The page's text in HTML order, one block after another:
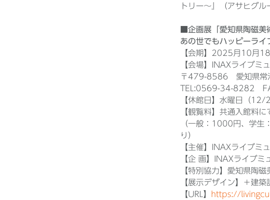
トリー～』（アサヒグ
■企画展「愛知県陶磁美
あの世でもハッピーラ
【会期】2025月10月
【会場】INAXライブミ
〒479-8586 愛知県常
TEL:0569-34-8282
【休館日】水曜日（
【観覧料】共通入館料に
（一般：1000円、学
り）
【主催】INAXライブミ
【企 画】INAXライブミ
【特別協力】愛知県陶磁
【展示デザイン】＋建
【URL】
https://